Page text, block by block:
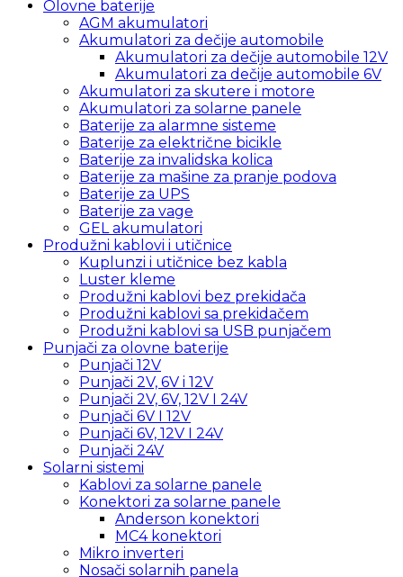
Olovne baterije
AGM akumulatori
Akumulatori za dečije automobile
Akumulatori za dečije automobile 12V
Akumulatori za dečije automobile 6V
Akumulatori za skutere i motore
Akumulatori za solarne panele
Baterije za alarmne sisteme
Baterije za električne bicikle
Baterije za invalidska kolica
Baterije za mašine za pranje podova
Baterije za UPS
Baterije za vage
GEL akumulatori
Produžni kablovi i utičnice
Kuplunzi i utičnice bez kabla
Luster kleme
Produžni kablovi bez prekidača
Produžni kablovi sa prekidačem
Produžni kablovi sa USB punjačem
Punjači za olovne baterije
Punjači 12V
Punjači 2V, 6V i 12V
Punjači 2V, 6V, 12V I 24V
Punjači 6V I 12V
Punjači 6V, 12V I 24V
Punjači 24V
Solarni sistemi
Kablovi za solarne panele
Konektori za solarne panele
Anderson konektori
MC4 konektori
Mikro inverteri
Nosači solarnih panela